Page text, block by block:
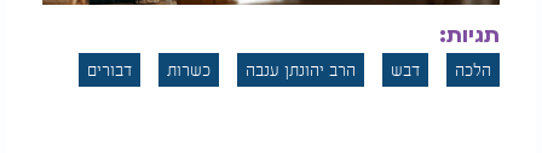
תגיות:
הלכה דבש הרב יהונתן ענבה כשרות דבורים